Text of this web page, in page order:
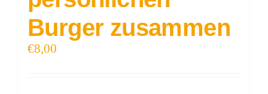
Burger zusammen
€8,00